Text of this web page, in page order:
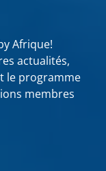
Afrique!
actualités,
le programme
membres